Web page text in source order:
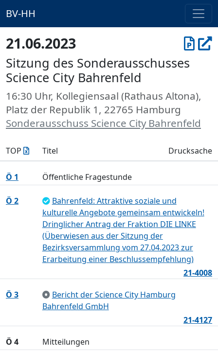
BV-HH
21.06.2023
Sitzung des Sonderausschusses
Science City Bahrenfeld
16:30 Uhr, Kollegiensaal (Rathaus Altona),
Platz der Republik 1, 22765 Hamburg
Sonderausschuss Science City Bahrenfeld
TOP Titel Drucksache
Ö 1 Öffentliche Fragestunde
Ö 2
Bahrenfeld: Attraktive soziale und
kulturelle Angebote gemeinsam entwickeln!
Dringlicher Antrag der Fraktion DIE LINKE
(Überwiesen aus der Sitzung der
Bezirksversammlung vom 27.04.2023 zur
Erarbeitung einer Beschlussempfehlung)
21-4008
Ö 3
Bericht der Science City Hamburg
Bahrenfeld GmbH
21-4127
Ö 4 Mitteilungen